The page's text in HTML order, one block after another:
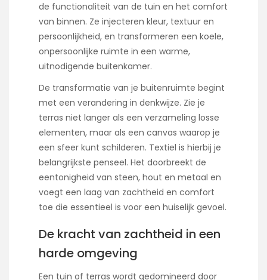
de functionaliteit van de tuin en het comfort
van binnen. Ze injecteren kleur, textuur en
persoonlijkheid, en transformeren een koele,
onpersoonlijke ruimte in een warme,
uitnodigende buitenkamer.
De transformatie van je buitenruimte begint
met een verandering in denkwijze. Zie je
terras niet langer als een verzameling losse
elementen, maar als een canvas waarop je
een sfeer kunt schilderen. Textiel is hierbij je
belangrijkste penseel. Het doorbreekt de
eentonigheid van steen, hout en metaal en
voegt een laag van zachtheid en comfort
toe die essentieel is voor een huiselijk gevoel.
De kracht van zachtheid in een
harde omgeving
Een tuin of terras wordt gedomineerd door